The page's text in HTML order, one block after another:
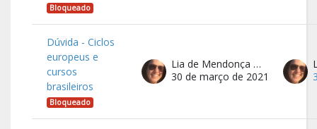
Bloqueado
Dúvida - Ciclos
europeus e
cursos
brasileiros
Bloqueado
Lia de Mendonça Porto
30 de março de 2021